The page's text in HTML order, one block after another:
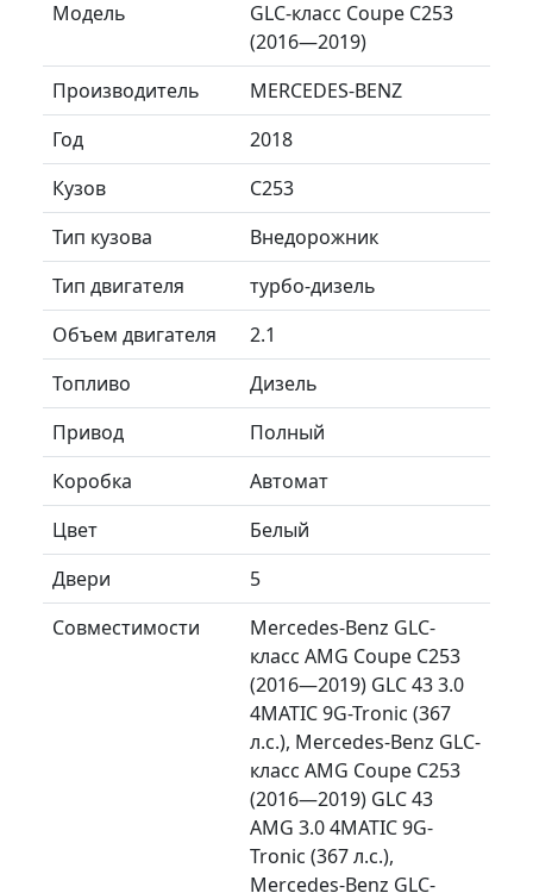
Модель
GLC-класс Coupe C253
(2016—2019)
Производитель
MERCEDES-BENZ
Год
2018
Кузов
C253
Тип кузова
Внедорожник
Тип двигателя
турбо-дизель
Объем двигателя
2.1
Топливо
Дизель
Привод
Полный
Коробка
Автомат
Цвет
Белый
Двери
5
Совместимости
Mercedes-Benz GLC-
класс AMG Coupe C253
(2016—2019) GLC 43 3.0
4MATIC 9G-Tronic (367
л.с.), Mercedes-Benz GLC-
класс AMG Coupe C253
(2016—2019) GLC 43
AMG 3.0 4MATIC 9G-
Tronic (367 л.с.),
Mercedes-Benz GLC-